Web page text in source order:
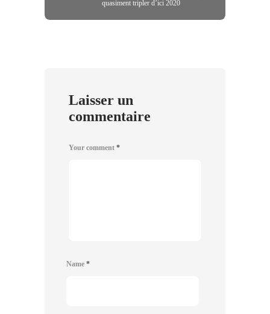
quasiment tripler d’ici 2020
Laisser un
commentaire
Your comment *
Name *